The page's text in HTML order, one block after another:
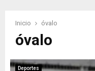
Inicio óvalo
óvalo
Deportes